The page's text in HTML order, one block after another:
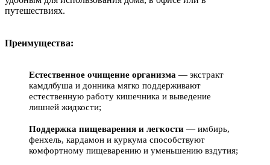
путешествиях.
Преимущества:
Естественное очищение организма — экстракт
камдлбуша и донника мягко поддерживают
естественную работу кишечника и выведение
лишней жидкости;
Поддержка пищеварения и легкости — имбирь,
фенхель, кардамон и куркума способствуют
комфортному пищеварению и уменьшению вздутия;